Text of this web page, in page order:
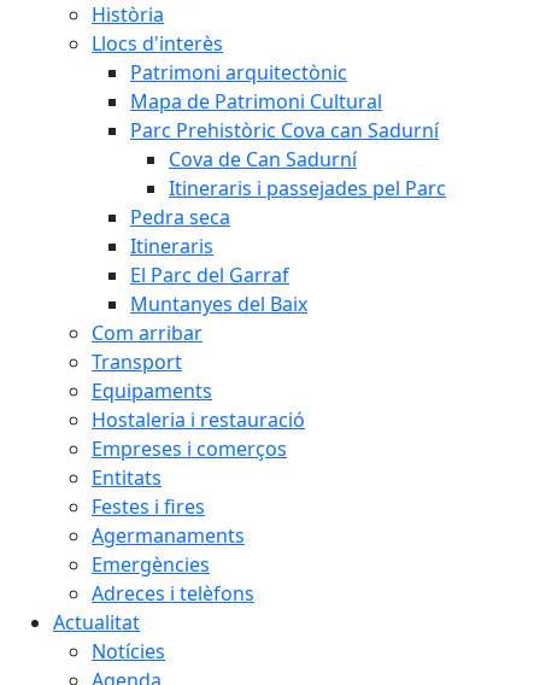
Història
Llocs d'interès
Patrimoni arquitectònic
Mapa de Patrimoni Cultural
Parc Prehistòric Cova can Sadurní
Cova de Can Sadurní
Itineraris i passejades pel Parc
Pedra seca
Itineraris
El Parc del Garraf
Muntanyes del Baix
Com arribar
Transport
Equipaments
Hostaleria i restauració
Empreses i comerços
Entitats
Festes i fires
Agermanaments
Emergències
Adreces i telèfons
Actualitat
Notícies